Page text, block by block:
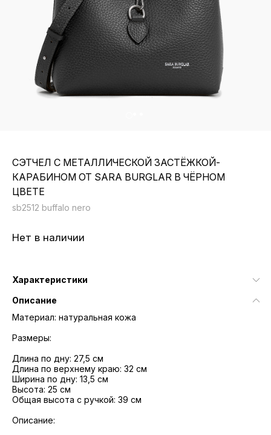
СЭТЧЕЛ С МЕТАЛЛИЧЕСКОЙ ЗАСТЁЖКОЙ-
КАРАБИНОМ ОТ SARA BURGLAR В ЧЁРНОМ
ЦВЕТЕ
sb2512 buffalo nero
Нет в наличии
Характеристики
Описание
Материал: натуральная кожа
Размеры:
Длина по дну: 27,5 см
Длина по верхнему краю: 32 см
Ширина по дну: 13,5 см
Высота: 25 см
Общая высота с ручкой: 39 см
Описание: